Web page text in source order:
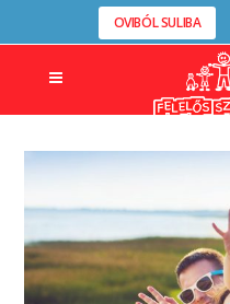
OVIBÓL SULIBA